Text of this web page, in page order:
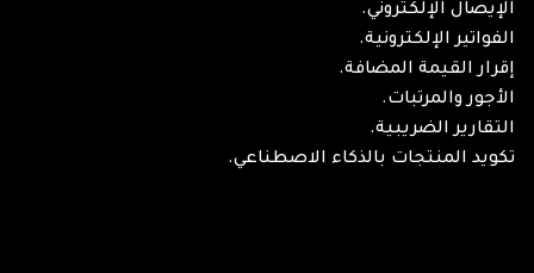
الإيصال الإلكتروني.
الفواتير الإلكترونية.
إقرار القيمة المضافة.
الأجور والمرتبات.
التقارير الضريبية.
تكويد المنتجات بالذكاء الاصطناعي.